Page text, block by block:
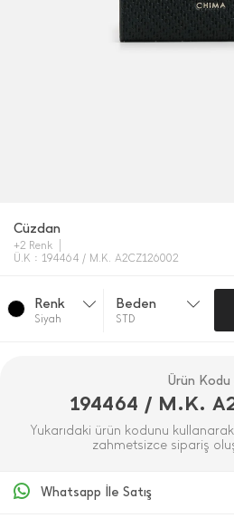
Cüzdan
+2 Renk
Ü.K : 194464 / M.K. A2CZ126002
Renk
Si̇yah
Beden
STD
Ürün Kodu
194464 / M.K.
Yukarıdaki ürün kodunu
zahmetsizce sipariş
Whatsapp İle Satış